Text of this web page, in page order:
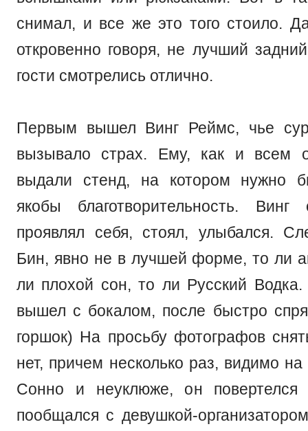
снимал, и все же это того стоило.
откровенно говоря, не лучший
гости смотрелись отлично.
Первым вышел Винг Реймс, чье
вызывало страх. Ему, как и всем
выдали стенд, на котором нужно
якобы благотворительность.
проявлял себя, стоял, улыбался.
Бин, явно не в лучшей форме, то ли
ли плохой сон, то ли Русский Водка.
вышел с бокалом, после быстро
горшок) На просьбу фотографов
нет, причем несколько раз, видимо
Сонно и неуклюже, он повертелся
пообщался с девушкой-